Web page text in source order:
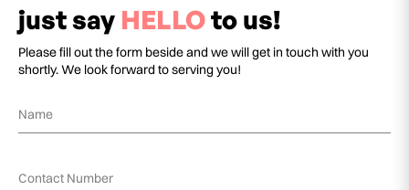
just say HELLOto us!
Please fill out the form beside and we will get in touch with you
shortly. We look forward to serving you!